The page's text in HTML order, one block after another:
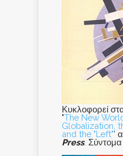
Κυκλοφορεί
"The New
Globalization,
and the "Left"'
Press. Σύντομα